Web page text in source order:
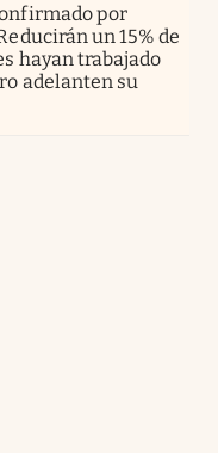
por
un 15% de
hayan trabajado
adelanten su